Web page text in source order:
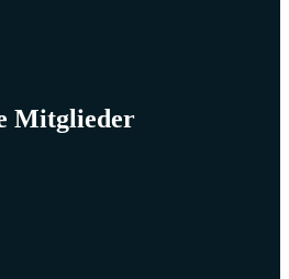
Mitglieder